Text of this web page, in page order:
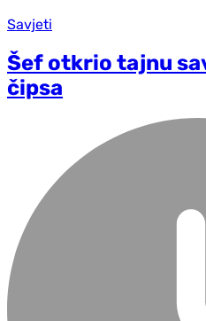
Savjeti
Šef otkrio tajnu
čipsa